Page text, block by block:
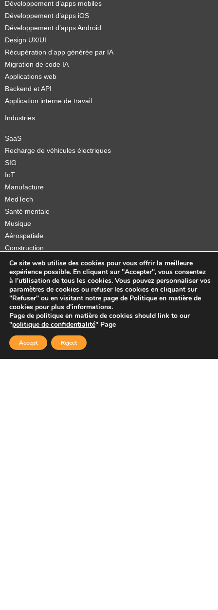
Développement d’apps mobiles
Développement d’apps iOS
Développement d’apps Android
Design UX/UI
Récupération d’app générée par IA
Migration de code IA
Applications web
Backend et API
Application interne de travail
Industries
SaaS
Recharge de véhicules électriques
SIG
IoT
Manufacture
MedTech
Santé mentale
Musique
Aérospatiale
Construction
Orthèses et prothèses
Startups
Copyright © 2026 Sidekick Interactive Inc.
Ce site web utilise des cookies pour vous offrir la meilleure
expérience possible. En cliquant sur "Accepter", vous consentez
à l'utilisation de tous les cookies. Vous pouvez personnaliser vos
paramètres de cookies ou refuser les cookies en cliquant sur
"Refuser" ou en visitant notre page de Politique en matière de
cookies pour plus d'informations.
Page de politique en matière de cookies should link to our
"politique de confidentialité" Page
Accept Reject